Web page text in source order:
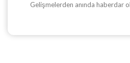
Gelişmelerden anında haberdar